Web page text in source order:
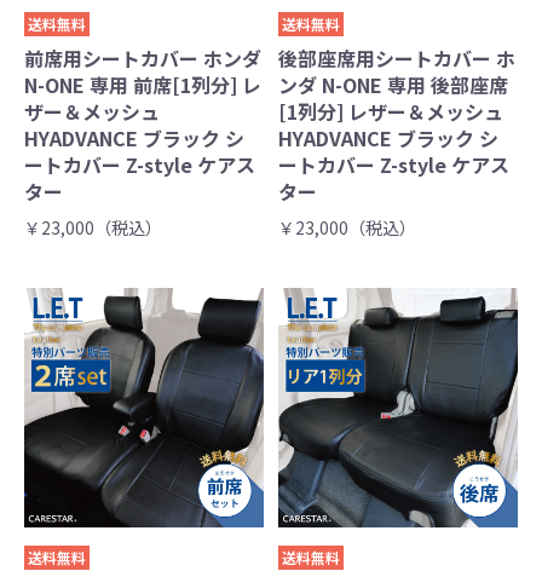
送料無料
前席用シートカバー ホンダ
N-ONE 専用 前席[1列分] レ
ザー＆メッシュ
HYADVANCE ブラック シ
ートカバー Z-style ケアス
ター
￥23,000（税込）
送料無料
後部座席用シートカバー ホ
ンダ N-ONE 専用 後部座席
[1列分] レザー＆メッシュ
HYADVANCE ブラック シ
ートカバー Z-style ケアス
ター
￥23,000（税込）
送料無料 送料無料